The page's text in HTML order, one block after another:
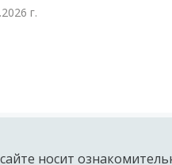
г.
носит